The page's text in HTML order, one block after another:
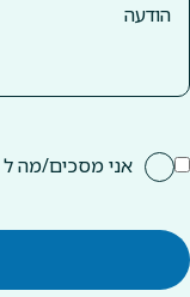
אני מסכים/מה ל